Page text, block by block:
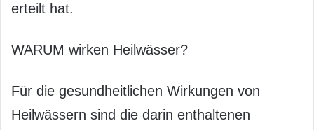
erteilt hat.
WARUM wirken Heilwässer?
Für die gesundheitlichen Wirkungen von
Heilwässern sind die darin enthaltenen